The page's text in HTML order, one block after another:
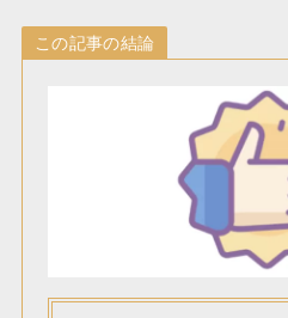
この記事の結論